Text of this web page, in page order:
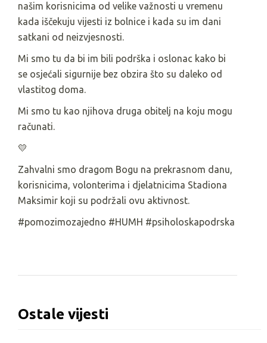
našim korisnicima od velike važnosti u vremenu
kada iščekuju vijesti iz bolnice i kada su im dani
satkani od neizvjesnosti.
Mi smo tu da bi im bili podrška i oslonac kako bi
se osjećali sigurnije bez obzira što su daleko od
vlastitog doma.
Mi smo tu kao njihova druga obitelj na koju mogu
računati.
💛
Zahvalni smo dragom Bogu na prekrasnom danu,
korisnicima, volonterima i djelatnicima Stadiona
Maksimir koji su podržali ovu aktivnost.
#pomozimozajedno #HUMH #psiholoskapodrska
Ostale vijesti